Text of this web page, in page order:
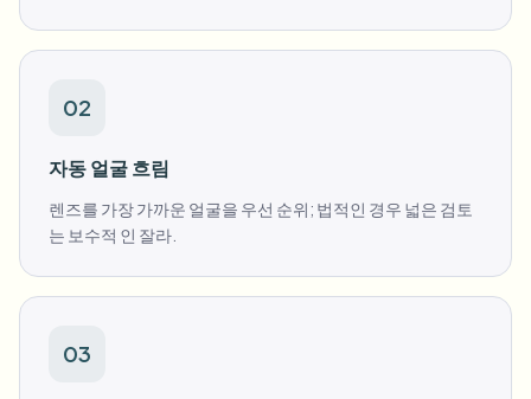
02
자동 얼굴 흐림
렌즈를 가장 가까운 얼굴을 우선 순위; 법적인 경우 넓은 검토
는 보수적 인 잘라.
03